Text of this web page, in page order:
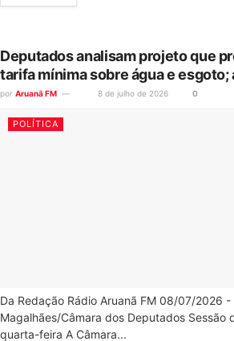
Deputados analisam projeto que
tarifa mínima sobre água e esgoto;
por Aruanã FM 8 de julho de 2026 0
POLÍTICA
Da Redação Rádio Aruanã FM 08/07/2026
Magalhães/Câmara dos Deputados Sessão
quarta-feira A Câmara...